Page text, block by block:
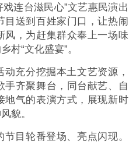
连台滋民心”文艺惠民演出
送到百姓家门口，让热闹
风，为赶集群众奉上一场味
村“文化盛宴”。
充分挖掘本土文艺资源，
齐聚舞台，同台献艺、自
地气的表演方式，展现新时
貌。
目轮番登场、亮点闪现。